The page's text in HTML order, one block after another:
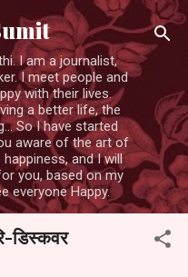
पर जाएं
I am a journalist,
I meet people and
with their lives.
a better life, the
So I have started
aware of the art of
and I will
you, based on my
everyone Happy.
डिस्कवर